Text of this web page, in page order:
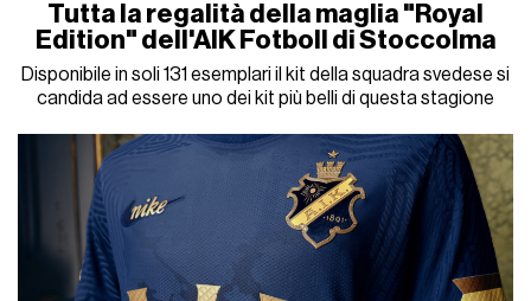
Tutta la regalità della maglia "Royal
Edition" dell'AIK Fotboll di Stoccolma
Disponibile in soli 131 esemplari il kit della squadra svedese si
candida ad essere uno dei kit più belli di questa stagione